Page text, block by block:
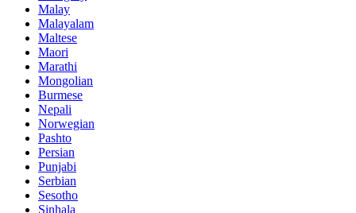
Malay
Malayalam
Maltese
Maori
Marathi
Mongolian
Burmese
Nepali
Norwegian
Pashto
Persian
Punjabi
Serbian
Sesotho
Sinhala